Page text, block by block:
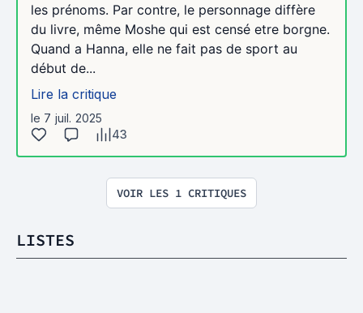
les prénoms. Par contre, le personnage diffère
du livre, même Moshe qui est censé etre borgne.
Quand a Hanna, elle ne fait pas de sport au
début de...
Lire la critique
le 7 juil. 2025
43
VOIR LES 1 CRITIQUES
LISTES